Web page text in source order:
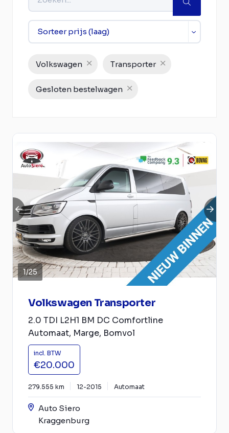
Volkswagen Transporter
Gesloten bestelwagen
1/25
Volkswagen Transporter
2.0 TDI L2H1 BM DC Comfortline
Automaat, Marge, Bomvol
incl. BTW
€20.000
279.555 km 12-2015 Automaat
Auto Siero
Kraggenburg